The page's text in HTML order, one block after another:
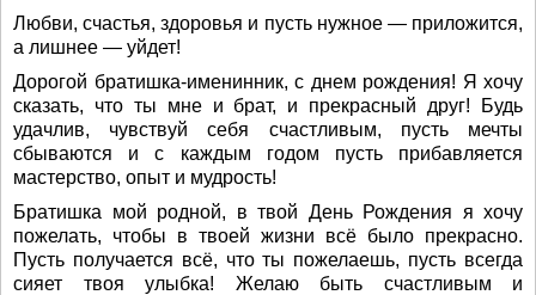
Любви, счастья, здоровья и пусть нужное — приложится,
а лишнее — уйдет!
Дорогой братишка-именинник, с днем рождения! Я хочу
сказать, что ты мне и брат, и прекрасный друг! Будь
удачлив, чувствуй себя счастливым, пусть мечты
сбываются и с каждым годом пусть прибавляется
мастерство, опыт и мудрость!
Братишка мой родной, в твой День Рождения я хочу
пожелать, чтобы в твоей жизни всё было прекрасно.
Пусть получается всё, что ты пожелаешь, пусть всегда
сияет твоя улыбка! Желаю быть счастливым и